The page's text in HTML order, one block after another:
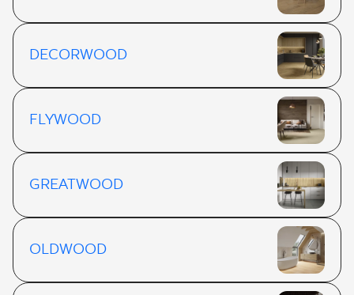
DECORWOOD
FLYWOOD
GREATWOOD
OLDWOOD